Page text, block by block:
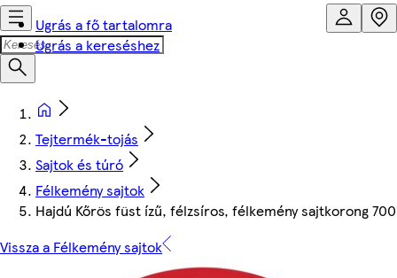
Ugrás a fő tartalomra
Ugrás a kereséshez
Tejtermék-tojás
Sajtok és túró
Félkemény sajtok
Hajdú Kőrös füst ízű, félzsíros, félkemény sajtkorong
Vissza a Félkemény sajtok